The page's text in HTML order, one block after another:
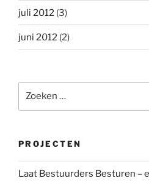
juli 2012 (3)
juni 2012 (2)
naar:
PROJECTEN
Laat Bestuurders Besturen –